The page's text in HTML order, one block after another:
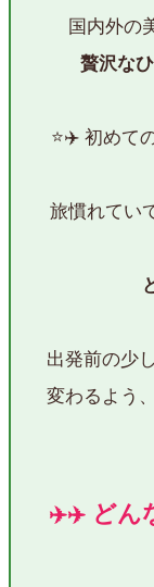
国内外の
贅沢な
⭐✈️ 初めて
旅慣れてい
出発前の少
変わるよう
✈️✈️ どん